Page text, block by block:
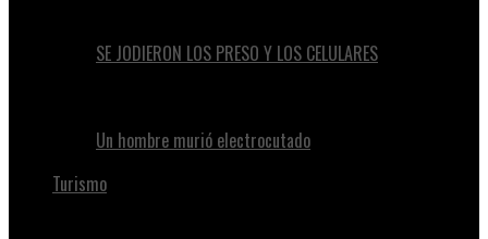
SE JODIERON LOS PRESO Y LOS CELULARES
Un hombre murió electrocutado
Turismo